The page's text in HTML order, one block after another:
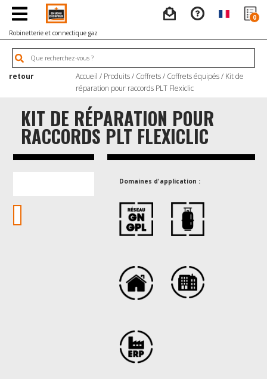
0
Robinetterie et connectique gaz
retour Accueil / Produits/ Coffrets/ Coffrets équipés/ Kit de
réparation pour raccords PLT Flexiclic
KIT DE RÉPARATION POUR
RACCORDS PLT FLEXICLIC
Domaines d'application :